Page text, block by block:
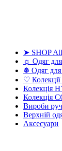
➤ SHOP All
☼ Одяг для
❅ Одяг для
♡
Колекція
Колекція
Вироби
Верхній
Аксесуари